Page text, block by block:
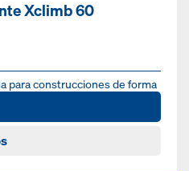
Xclimb 60
para construcciones de forma